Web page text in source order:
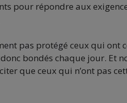
pour répondre aux
pas protégé ceux qui ont
bondés chaque jour. Et
que ceux qui n’ont pas